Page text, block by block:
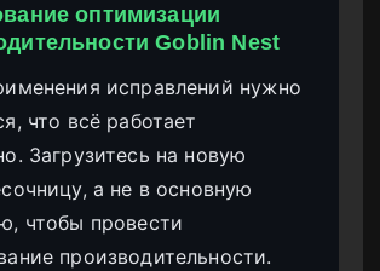
оптимизации
Goblin Nest
исправлений нужно
что всё работает
Загрузитесь на новую
а не в основную
чтобы провести
производительности.